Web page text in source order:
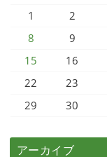
1
2
8
9
15
16
22
23
29
30
アーカイブ